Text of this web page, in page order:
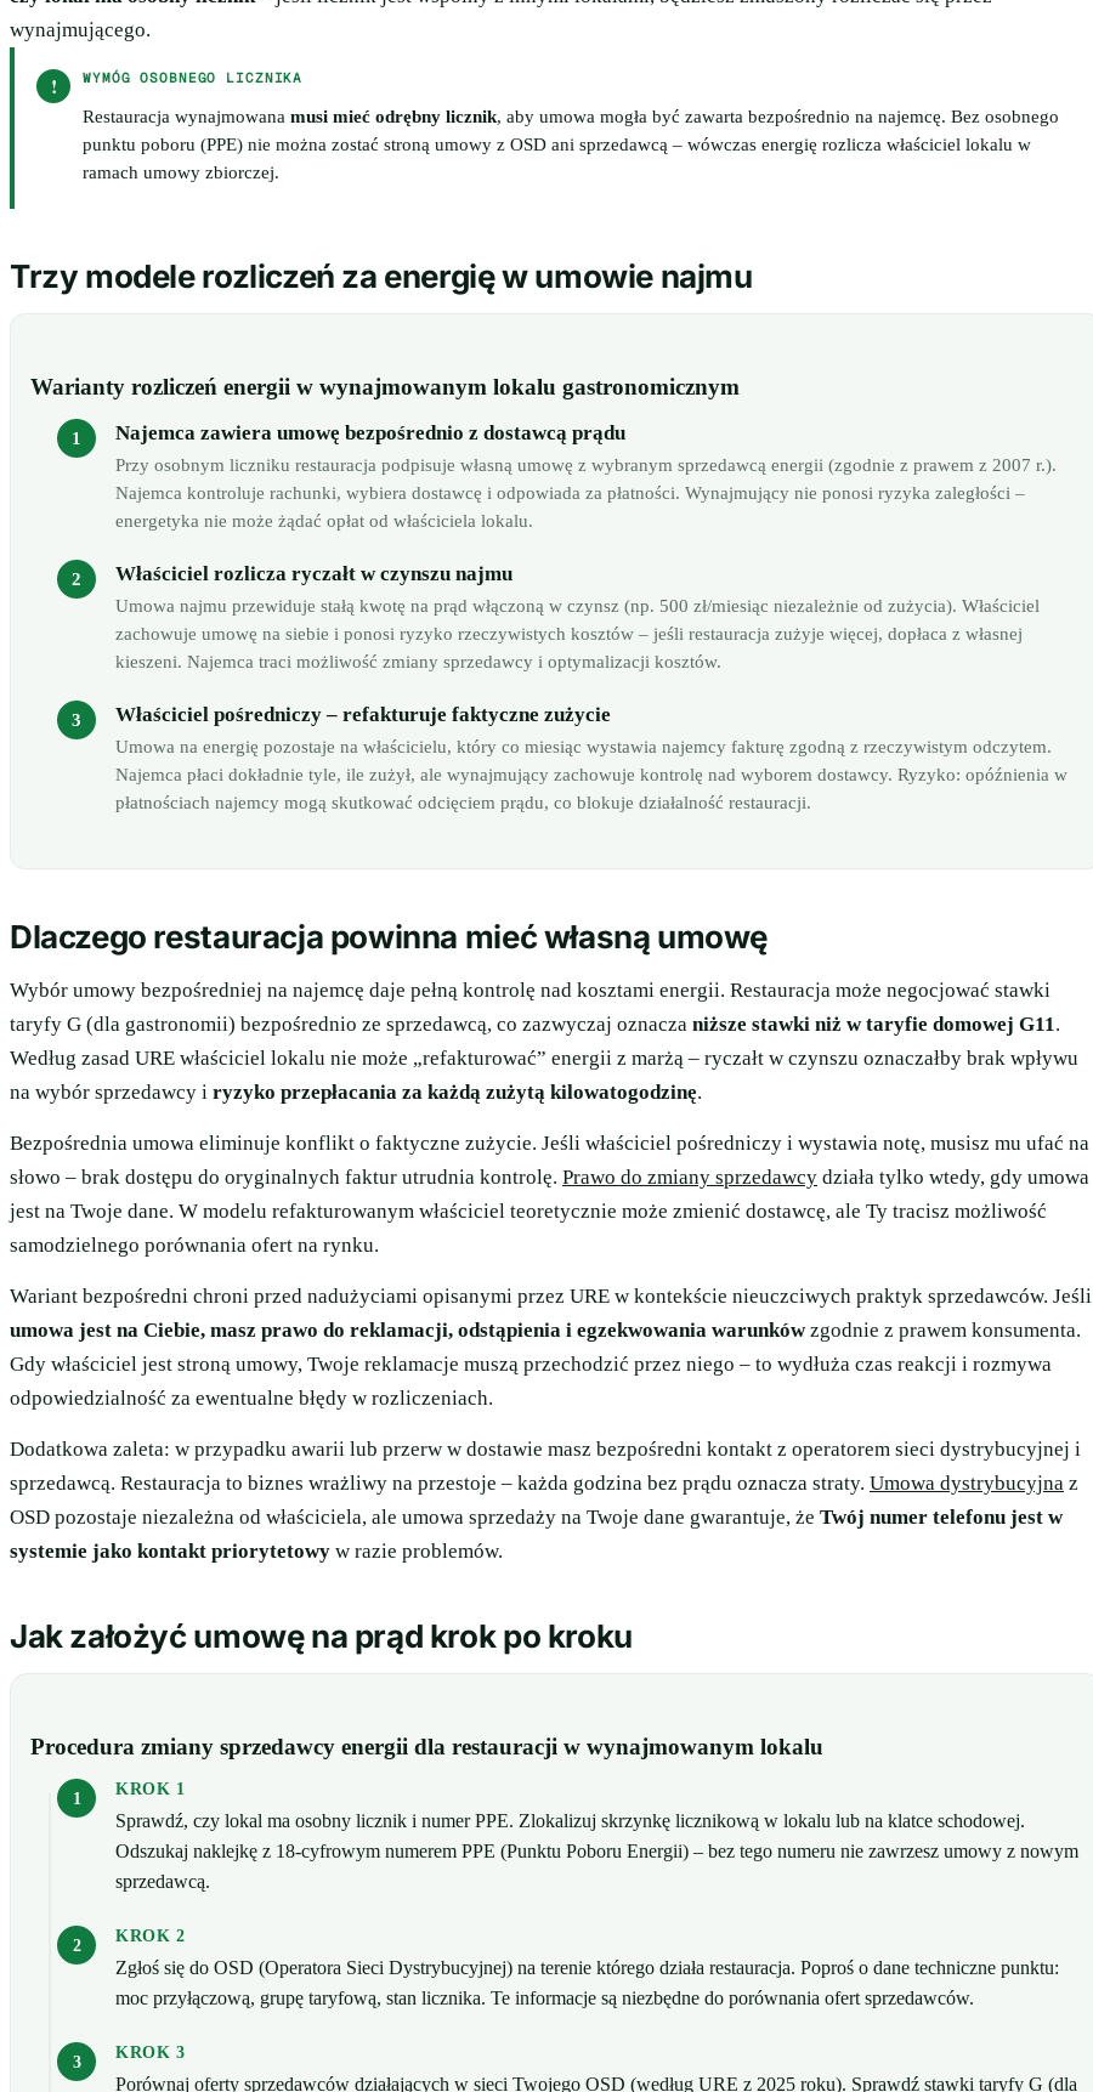
wynajmującego.
! WYMÓG OSOBNEGO LICZNIKA
Restauracja wynajmowana musi mieć odrębny licznik, aby umowa mogła być zawarta bezpośrednio na najemcę. Bez osobnego
punktu poboru (PPE) nie można zostać stroną umowy z OSD ani sprzedawcą – wówczas energię rozlicza właściciel lokalu w
ramach umowy zbiorczej.
Trzy modele rozliczeń za energię w umowie najmu
Warianty rozliczeń energii w wynajmowanym lokalu gastronomicznym
Najemca zawiera umowę bezpośrednio z dostawcą prądu
Przy osobnym liczniku restauracja podpisuje własną umowę z wybranym sprzedawcą energii (zgodnie z prawem z 2007 r.).
Najemca kontroluje rachunki, wybiera dostawcę i odpowiada za płatności. Wynajmujący nie ponosi ryzyka zaległości –
energetyka nie może żądać opłat od właściciela lokalu.
Właściciel rozlicza ryczałt w czynszu najmu
Umowa najmu przewiduje stałą kwotę na prąd włączoną w czynsz (np. 500 zł/miesiąc niezależnie od zużycia). Właściciel
zachowuje umowę na siebie i ponosi ryzyko rzeczywistych kosztów – jeśli restauracja zużyje więcej, dopłaca z własnej
kieszeni. Najemca traci możliwość zmiany sprzedawcy i optymalizacji kosztów.
Właściciel pośredniczy – refakturuje faktyczne zużycie
Umowa na energię pozostaje na właścicielu, który co miesiąc wystawia najemcy fakturę zgodną z rzeczywistym odczytem.
Najemca płaci dokładnie tyle, ile zużył, ale wynajmujący zachowuje kontrolę nad wyborem dostawcy. Ryzyko: opóźnienia w
płatnościach najemcy mogą skutkować odcięciem prądu, co blokuje działalność restauracji.
Dlaczego restauracja powinna mieć własną umowę
Wybór umowy bezpośredniej na najemcę daje pełną kontrolę nad kosztami energii. Restauracja może negocjować stawki
taryfy G (dla gastronomii) bezpośrednio ze sprzedawcą, co zazwyczaj oznacza niższe stawki niż w taryfie domowej G11.
Według zasad URE właściciel lokalu nie może „refakturować” energii z marżą – ryczałt w czynszu oznaczałby brak wpływu
na wybór sprzedawcy i ryzyko przepłacania za każdą zużytą kilowatogodzinę.
Bezpośrednia umowa eliminuje konflikt o faktyczne zużycie. Jeśli właściciel pośredniczy i wystawia notę, musisz mu ufać na
słowo – brak dostępu do oryginalnych faktur utrudnia kontrolę. Prawo do zmiany sprzedawcy działa tylko wtedy, gdy umowa
jest na Twoje dane. W modelu refakturowanym właściciel teoretycznie może zmienić dostawcę, ale Ty tracisz możliwość
samodzielnego porównania ofert na rynku.
Wariant bezpośredni chroni przed nadużyciami opisanymi przez URE w kontekście nieuczciwych praktyk sprzedawców. Jeśli
umowa jest na Ciebie, masz prawo do reklamacji, odstąpienia i egzekwowania warunkówzgodnie z prawem konsumenta.
Gdy właściciel jest stroną umowy, Twoje reklamacje muszą przechodzić przez niego – to wydłuża czas reakcji i rozmywa
odpowiedzialność za ewentualne błędy w rozliczeniach.
Dodatkowa zaleta: w przypadku awarii lub przerw w dostawie masz bezpośredni kontakt z operatorem sieci dystrybucyjnej i
sprzedawcą. Restauracja to biznes wrażliwy na przestoje – każda godzina bez prądu oznacza straty. Umowa dystrybucyjna z
OSD pozostaje niezależna od właściciela, ale umowa sprzedaży na Twoje dane gwarantuje, że Twój numer telefonu jest w
systemie jako kontakt priorytetowy w razie problemów.
Jak założyć umowę na prąd krok po kroku
Procedura zmiany sprzedawcy energii dla restauracji w wynajmowanym lokalu
KROK 1
Sprawdź, czy lokal ma osobny licznik i numer PPE. Zlokalizuj skrzynkę licznikową w lokalu lub na klatce schodowej.
Odszukaj naklejkę z 18-cyfrowym numerem PPE (Punktu Poboru Energii) – bez tego numeru nie zawrzesz umowy z nowym
sprzedawcą.
KROK 2
Zgłoś się do OSD (Operatora Sieci Dystrybucyjnej) na terenie którego działa restauracja. Poproś o dane techniczne punktu:
moc przyłączową, grupę taryfową, stan licznika. Te informacje są niezbędne do porównania ofert sprzedawców.
KROK 3
Porównaj oferty sprzedawców działających w sieci Twojego OSD (według URE z 2025 roku). Sprawdź stawki taryfy G (dla